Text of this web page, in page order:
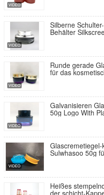
Silberne
Behälter
Runde gerade
für das
Galvanisieren
50g Logo With
Sulwhasoo 50g
Heißes
der schicht-